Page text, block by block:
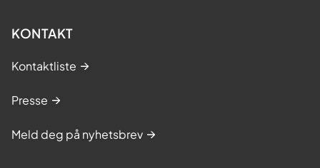
KONTAKT
Kontaktliste
Presse
Meld deg på nyhetsbrev